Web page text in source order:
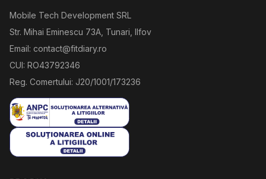
Mobile Tech Development SRL
Str. Mihai Eminescu 73A, Tunari, Ilfov
Email: contact@fitdiary.ro
CUI: RO43792346
Reg. Comertului: J20/1001/173236